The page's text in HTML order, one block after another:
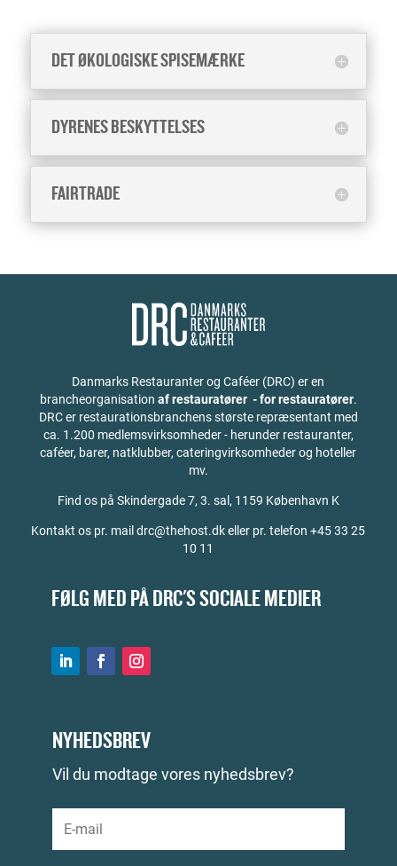
DET ØKOLOGISKE SPISEMÆRKE
DYRENES BESKYTTELSES
FAIRTRADE
Danmarks Restauranter og Caféer (DRC) er en
brancheorganisation af restauratører - for restauratører.
DRC er restaurationsbranchens største repræsentant med
ca. 1.200 medlemsvirksomheder - herunder restauranter,
caféer, barer, natklubber, cateringvirksomheder og hoteller
mv.
Find os på Skindergade 7, 3. sal, 1159 København K
Kontakt os pr. mail drc@thehost.dk eller pr. telefon +45 33 25
10 11
FØLG MED PÅ DRC'S SOCIALE MEDIER
NYHEDSBREV
Vil du modtage vores nyhedsbrev?